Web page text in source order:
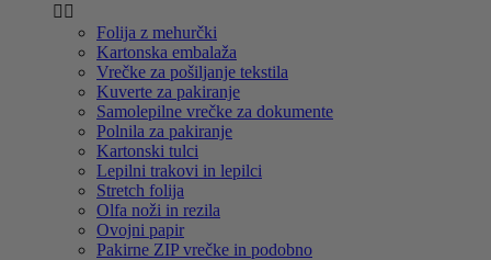
 
Folija z mehurčki
Kartonska embalaža
Vrečke za pošiljanje tekstila
Kuverte za pakiranje
Samolepilne vrečke za dokumente
Polnila za pakiranje
Kartonski tulci
Lepilni trakovi in lepilci
Stretch folija
Olfa noži in rezila
Ovojni papir
Pakirne ZIP vrečke in podobno